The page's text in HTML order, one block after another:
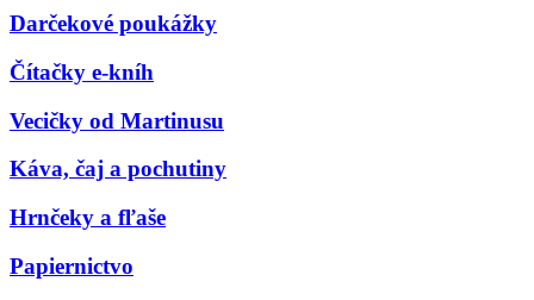
Darčekové poukážky
Čítačky e-kníh
Vecičky od Martinusu
Káva, čaj a pochutiny
Hrnčeky a fľaše
Papiernictvo